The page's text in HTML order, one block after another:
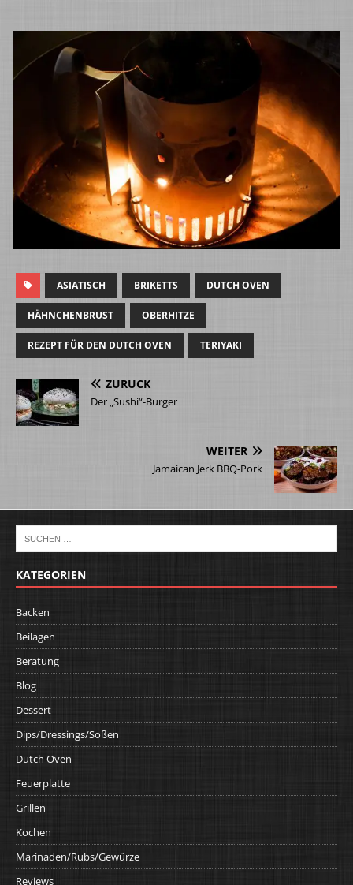
ASIATISCH BRIKETTS DUTCH OVEN
HÄHNCHENBRUST OBERHITZE
REZEPT FÜR DEN DUTCH OVEN TERIYAKI
ZURÜCK
Der „Sushi“-Burger
WEITER
Jamaican Jerk BBQ-Pork
KATEGORIEN
Backen
Beilagen
Beratung
Blog
Dessert
Dips/Dressings/Soßen
Dutch Oven
Feuerplatte
Grillen
Kochen
Marinaden/Rubs/Gewürze
Reviews